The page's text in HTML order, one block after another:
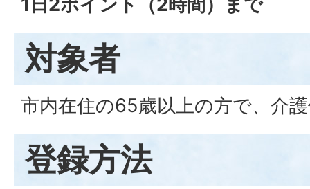
対象者
市内在住の65歳以上の方で、介
登録方法